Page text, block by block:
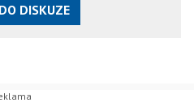
DISKUZE